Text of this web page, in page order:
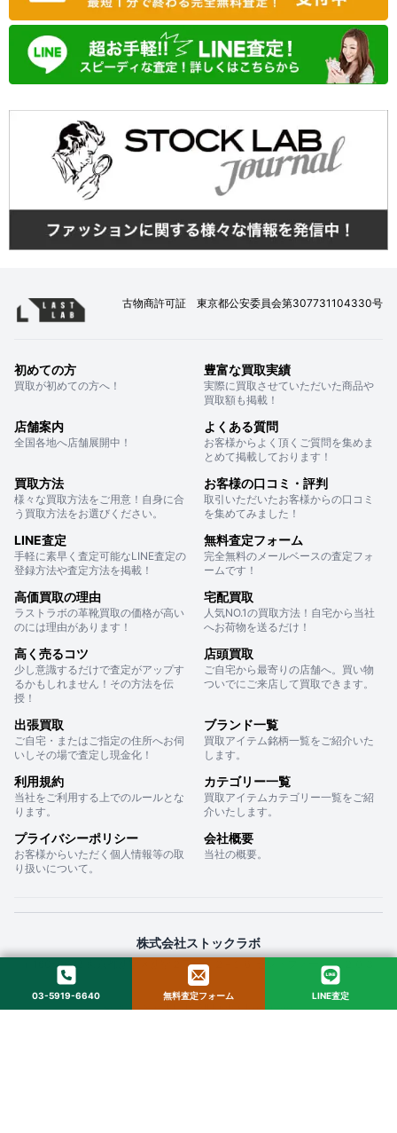
古物商許可証 東京都公安委員会第307731104330号
初めての方
買取が初めての方へ！
豊富な買取実績
実際に買取させていただいた商品や
買取額も掲載！
店舗案内
全国各地へ店舗展開中！
よくある質問
お客様からよく頂くご質問を集めま
とめて掲載しております！
買取方法
様々な買取方法をご用意！自身に合
う買取方法をお選びください。
お客様の口コミ・評判
取引いただいたお客様からの口コミ
を集めてみました！
LINE査定
手軽に素早く査定可能なLINE査定の
登録方法や査定方法を掲載！
無料査定フォーム
完全無料のメールベースの査定フォ
ームです！
高価買取の理由
ラストラボの革靴買取の価格が高い
のには理由があります！
宅配買取
人気NO.1の買取方法！自宅から当社
へお荷物を送るだけ！
高く売るコツ
少し意識するだけで査定がアップす
るかもしれません！その方法を伝
授！
店頭買取
ご自宅から最寄りの店舗へ。買い物
ついでにご来店して買取できます。
出張買取
ご自宅・またはご指定の住所へお伺
いしその場で査定し現金化！
ブランド一覧
買取アイテム銘柄一覧をご紹介いた
します。
利用規約
当社をご利用する上でのルールとな
ります。
カテゴリー一覧
買取アイテムカテゴリー一覧をご紹
介いたします。
プライバシーポリシー
お客様からいただく個人情報等の取
り扱いについて。
会社概要
当社の概要。
株式会社ストックラボ
〒160-0022 東京都新宿区新宿２丁目１２−１６ セントフォービル ２０３
© 2025 StockLab. All Rights Reserved.
03-5919-6640 無料査定フォーム LINE査定